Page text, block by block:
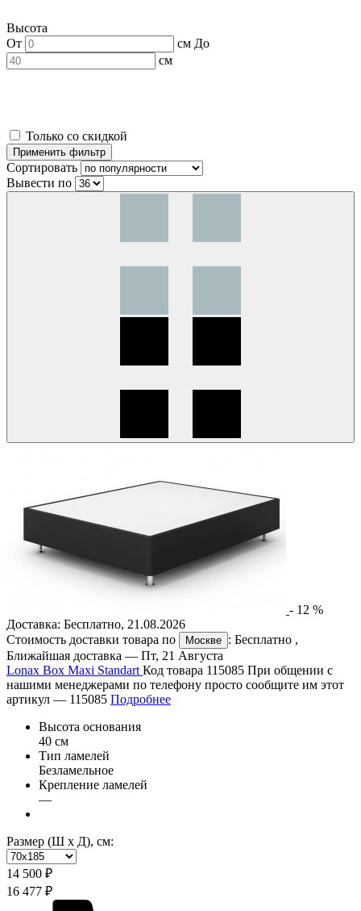
Высота
От
см До
см
Только со скидкой
Сортировать
Вывести по
- 12 %
Доставка: Бесплатно, 21.08.2026
Стоимость доставки товара по
Москве : Бесплатно ,
Ближайшая доставка — Пт, 21 Августа
Lonax Box Maxi Standart Код товара 115085 При общении с
нашими менеджерами по телефону просто сообщите им этот
артикул — 115085 Подробнее
Высота основания
40 см
Тип ламелей
Безламельное
Крепление ламелей
—
Размер (Ш х Д), см:
14 500 ₽
16 477 ₽